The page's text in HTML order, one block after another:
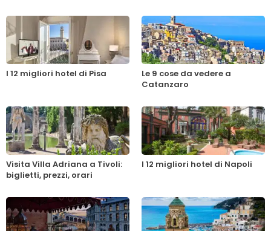
I 12 migliori hotel di Pisa
Le 9 cose da vedere a
Catanzaro
Visita Villa Adriana a Tivoli:
biglietti, prezzi, orari
I 12 migliori hotel di Napoli